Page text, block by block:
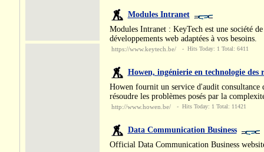
Modules Intranet
Modules Intranet : KeyTech est une société
développements web adaptées à vos besoins.
https://www.keytech.be/ - Hits Today: 1 Total: 6411
Howen, ingénierie en technologie des
Howen fournit un service d'audit consultance
résoudre les problèmes posés par la
http://www.howen.be/ - Hits Today: 1 Total: 11421
Data Communication Business
Official Data Communication Business